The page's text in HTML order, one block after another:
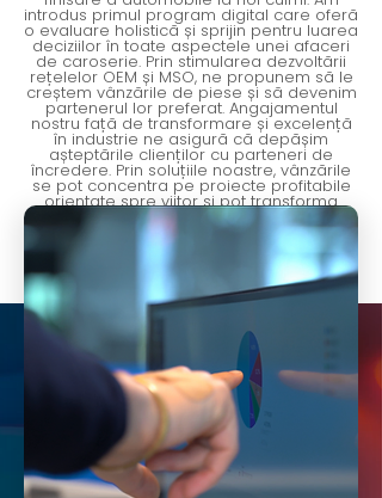
introdus primul program digital care oferă
o evaluare holistică și sprijin pentru luarea
deciziilor în toate aspectele unei afaceri
de caroserie. Prin stimularea dezvoltării
rețelelor OEM și MSO, ne propunem să le
creștem vânzările de piese și să devenim
partenerul lor preferat. Angajamentul
nostru față de transformare și excelență
în industrie ne asigură că depășim
așteptările clienților cu parteneri de
încredere. Prin soluțiile noastre, vânzările
se pot concentra pe proiecte profitabile
orientate spre viitor și pot transforma
negocierile de preț în discuții orientate
spre creștere.